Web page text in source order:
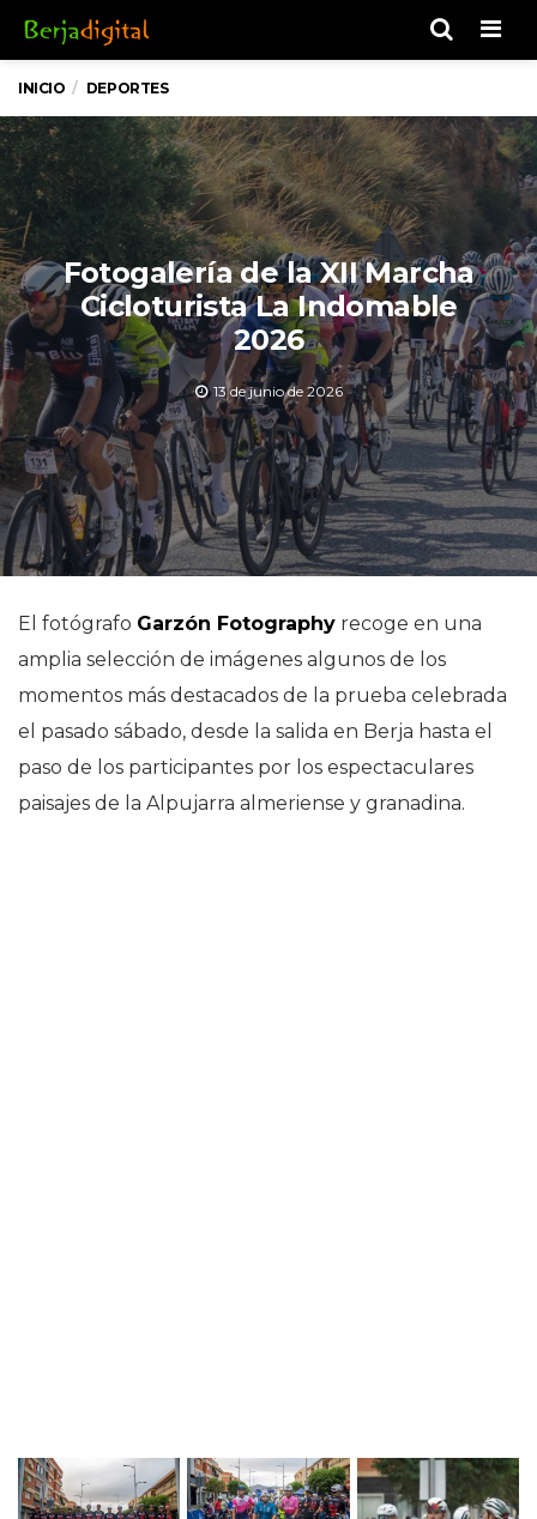
INICIO DEPORTES
Fotogalería de la XII Marcha
Cicloturista La Indomable
2026
13 de junio de 2026
El fotógrafo Garzón Fotography recoge en una
amplia selección de imágenes algunos de los
momentos más destacados de la prueba celebrada
el pasado sábado, desde la salida en Berja hasta el
paso de los participantes por los espectaculares
paisajes de la Alpujarra almeriense y granadina.